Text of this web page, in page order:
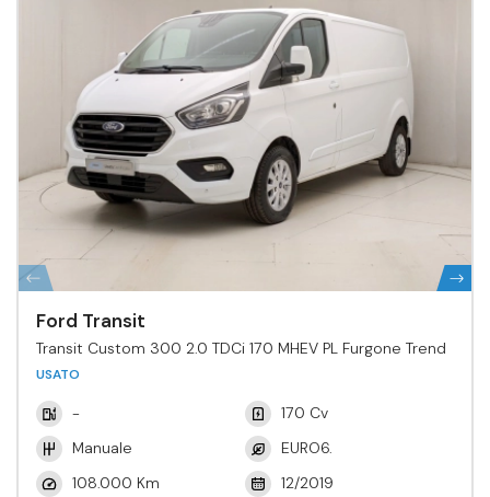
Ford Transit
Transit Custom 300 2.0 TDCi 170 MHEV PL Furgone Trend
USATO
-
170 Cv
Manuale
EURO6.
108.000 Km
12/2019